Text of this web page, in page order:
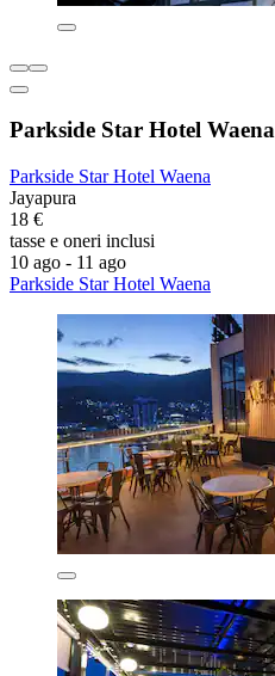
Parkside Star Hotel Waena
Parkside Star Hotel Waena
Jayapura
18 €
tasse e oneri inclusi
10 ago - 11 ago
Parkside Star Hotel Waena